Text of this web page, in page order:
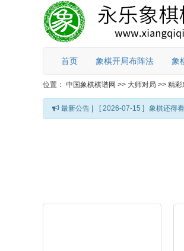
首页 象棋开局布阵法 象
位置： 中国象棋棋谱网 >> 大师对局 >> 精彩
最新公告 | [ 2026-07-15 ] 象棋还得